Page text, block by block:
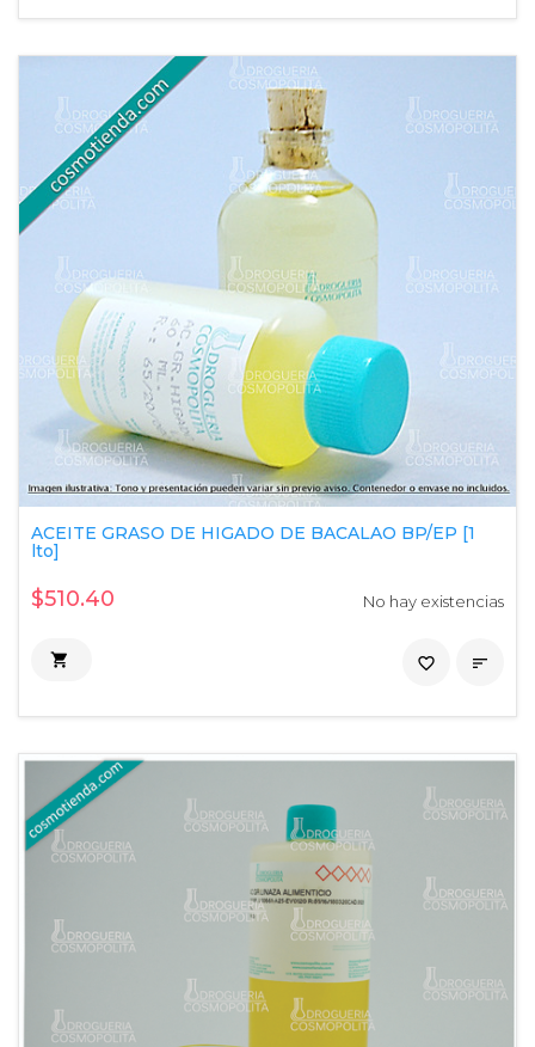
ACEITE GRASO DE HIGADO DE BACALAO BP/EP [1
lto]
$510.40 No hay existencias
 
favorite_border